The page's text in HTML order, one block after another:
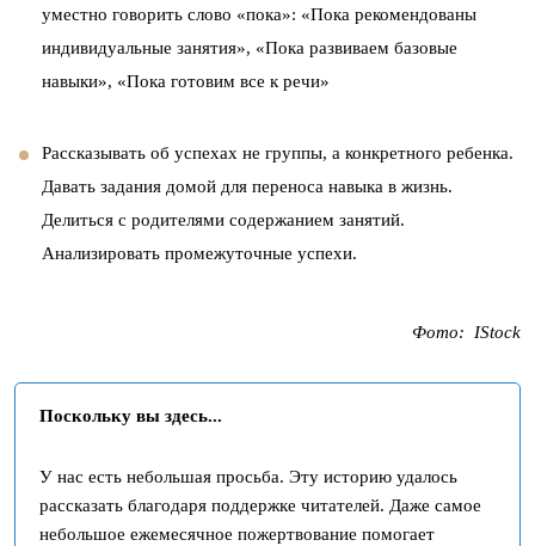
уместно говорить слово «пока»: «Пока рекомендованы
индивидуальные занятия», «Пока развиваем базовые
навыки», «Пока готовим все к речи»
Рассказывать об успехах не группы, а конкретного ребенка.
Давать задания домой для переноса навыка в жизнь.
Делиться с родителями содержанием занятий.
Анализировать промежуточные успехи.
Фото: IStock
Поскольку вы здесь...
У нас есть небольшая просьба. Эту историю удалось
рассказать благодаря поддержке читателей. Даже самое
небольшое ежемесячное пожертвование помогает